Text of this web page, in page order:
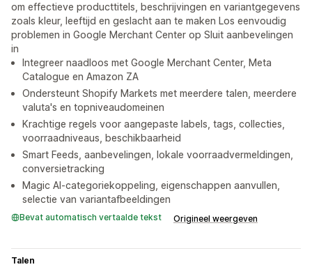
om effectieve producttitels, beschrijvingen en variantgegevens
zoals kleur, leeftijd en geslacht aan te maken Los eenvoudig
problemen in Google Merchant Center op Sluit aanbevelingen
in
Integreer naadloos met Google Merchant Center, Meta
Catalogue en Amazon ZA
Ondersteunt Shopify Markets met meerdere talen, meerdere
valuta's en topniveaudomeinen
Krachtige regels voor aangepaste labels, tags, collecties,
voorraadniveaus, beschikbaarheid
Smart Feeds, aanbevelingen, lokale voorraadvermeldingen,
conversietracking
Magic AI-categoriekoppeling, eigenschappen aanvullen,
selectie van variantafbeeldingen
Bevat automatisch vertaalde tekst Origineel weergeven
Talen